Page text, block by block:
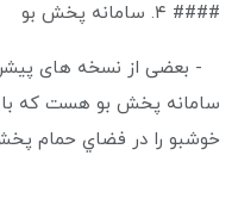
#### ۴. سامانه پخش بو
- بعضی از نسخه های
سامانه پخش بو هست كه با
خوشبو را در فضاي حمام